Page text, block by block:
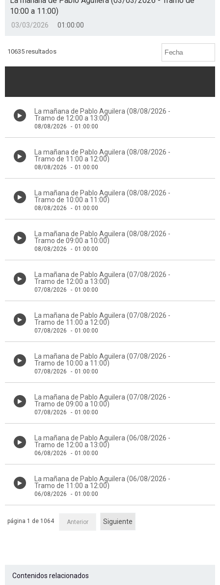
10:00 a 11:00)
03/03/2026 01:00:00
10635 resultados
La mañana de Pablo Aguilera (08/08/2026 -
Tramo de 12:00 a 13:00)
08/08/2026 - 01:00:00
La mañana de Pablo Aguilera (08/08/2026 -
Tramo de 11:00 a 12:00)
08/08/2026 - 01:00:00
La mañana de Pablo Aguilera (08/08/2026 -
Tramo de 10:00 a 11:00)
08/08/2026 - 01:00:00
La mañana de Pablo Aguilera (08/08/2026 -
Tramo de 09:00 a 10:00)
08/08/2026 - 01:00:00
La mañana de Pablo Aguilera (07/08/2026 -
Tramo de 12:00 a 13:00)
07/08/2026 - 01:00:00
La mañana de Pablo Aguilera (07/08/2026 -
Tramo de 11:00 a 12:00)
07/08/2026 - 01:00:00
La mañana de Pablo Aguilera (07/08/2026 -
Tramo de 10:00 a 11:00)
07/08/2026 - 01:00:00
La mañana de Pablo Aguilera (07/08/2026 -
Tramo de 09:00 a 10:00)
07/08/2026 - 01:00:00
La mañana de Pablo Aguilera (06/08/2026 -
Tramo de 12:00 a 13:00)
06/08/2026 - 01:00:00
La mañana de Pablo Aguilera (06/08/2026 -
Tramo de 11:00 a 12:00)
06/08/2026 - 01:00:00
Anterior Siguiente
página 1 de 1064
Contenidos relacionados